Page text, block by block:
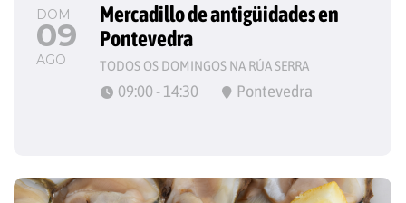
DOM
09
AGO
Mercadillo de antigüidades en
Pontevedra
TODOS OS DOMINGOS NA RÚA SERRA
09:00 - 14:30 Pontevedra